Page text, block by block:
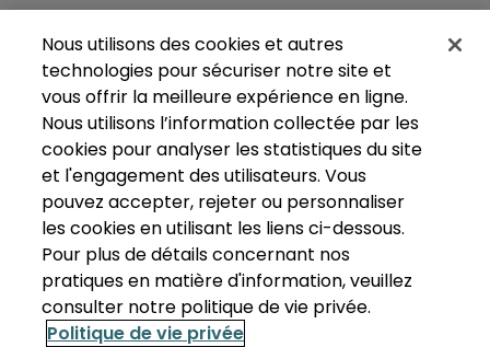
Nous utilisons des cookies et autres
technologies pour sécuriser notre site et
vous offrir la meilleure expérience en ligne.
Nous utilisons l’information collectée par les
cookies pour analyser les statistiques du site
et l'engagement des utilisateurs. Vous
pouvez accepter, rejeter ou personnaliser
les cookies en utilisant les liens ci-dessous.
Pour plus de détails concernant nos
pratiques en matière d'information, veuillez
consulter notre politique de vie privée.
Politique de vie privée